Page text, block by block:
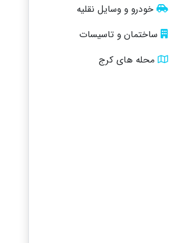
خودرو و وسایل نقلیه
ساختمان و تاسیسات
محله های کرج